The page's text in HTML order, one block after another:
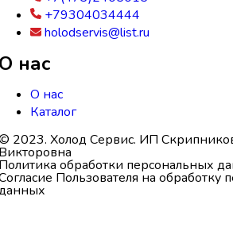
+79304034444
holodservis@list.ru
нас
О нас
Каталог
2023. Холод Сервис. ИП
обработки персональных
Пользователя на обработку